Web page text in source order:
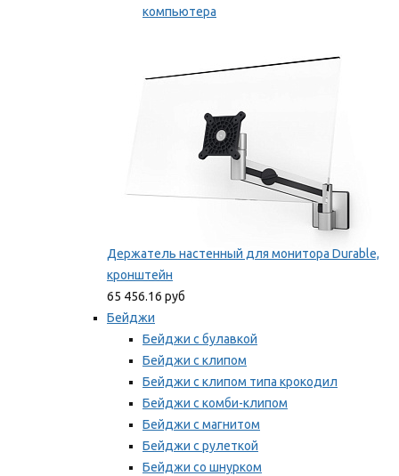
компьютера
Держатель настенный для монитора Durable,
кронштейн
65 456.16 руб
Бейджи
Бейджи с булавкой
Бейджи с клипом
Бейджи с клипом типа крокодил
Бейджи с комби-клипом
Бейджи с магнитом
Бейджи с рулеткой
Бейджи со шнурком